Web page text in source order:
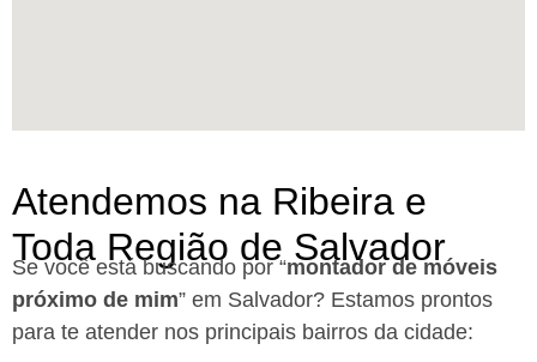
Atendemos na Ribeira e
Toda Região de Salvador
Se você está buscando por “montador de móveis
próximo de mim” em Salvador? Estamos prontos
para te atender nos principais bairros da cidade: